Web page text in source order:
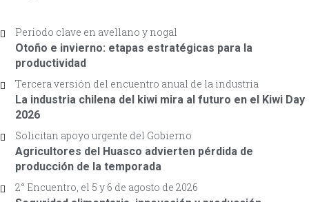
Periodo clave en avellano y nogal
Otoño e invierno: etapas estratégicas para la
productividad
Tercera versión del encuentro anual de la industria
La industria chilena del kiwi mira al futuro en el Kiwi Day
2026
Solicitan apoyo urgente del Gobierno
Agricultores del Huasco advierten pérdida de
producción de la temporada
2° Encuentro, el 5 y 6 de agosto de 2026